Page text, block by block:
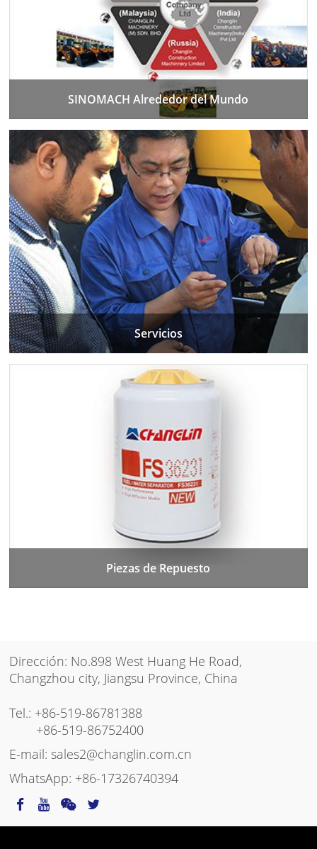
SINOMACH Alrededor del Mundo
Servicios
Piezas de Repuesto
Dirección: No.898 West Huang He Road,
Changzhou city, Jiangsu Province, China
Tel.: +86-519-86781388
+86-519-86752400
E-mail:sales2@changlin.com.cn
WhatsApp: +86-17326740394
